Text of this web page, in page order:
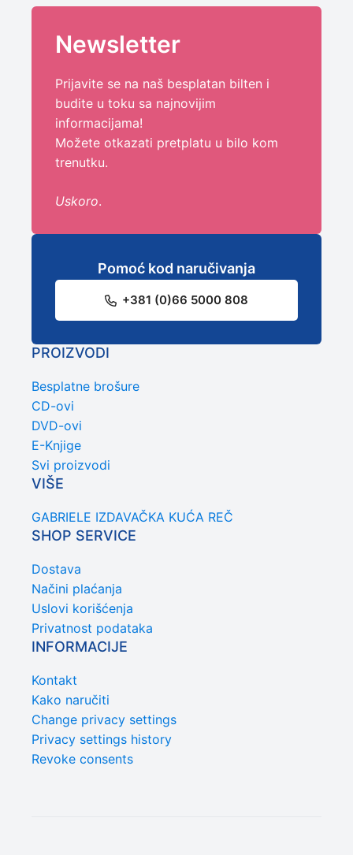
Newsletter
Prijavite se na naš besplatan bilten i
budite u toku sa najnovijim
informacijama!
Možete otkazati pretplatu u bilo kom
trenutku.
Uskoro.
Pomoć kod naručivanja
+381 (0)66 5000 808
PROIZVODI
Besplatne brošure
CD-ovi
DVD-ovi
E-Knjige
Svi proizvodi
VIŠE
GABRIELE IZDAVAČKA KUĆA REČ
SHOP SERVICE
Dostava
Načini plaćanja
Uslovi korišćenja
Privatnost podataka
INFORMACIJE
Kontakt
Kako naručiti
Change privacy settings
Privacy settings history
Revoke consents